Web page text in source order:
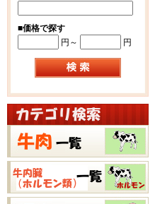
■価格で探す
円～
円